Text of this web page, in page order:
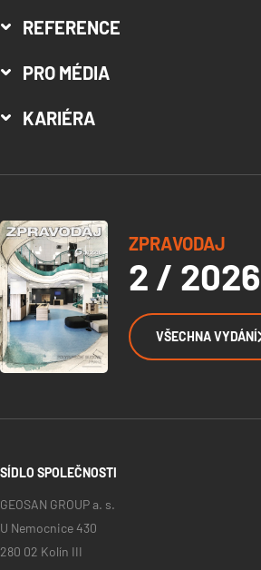
REFERENCE
PRO MÉDIA
KARIÉRA
ZPRAVODAJ
2 / 2026
VŠECHNA VYDÁNÍ
SÍDLO SPOLEČNOSTI
GEOSAN GROUP a. s.
U Nemocnice 430
280 02 Kolín III